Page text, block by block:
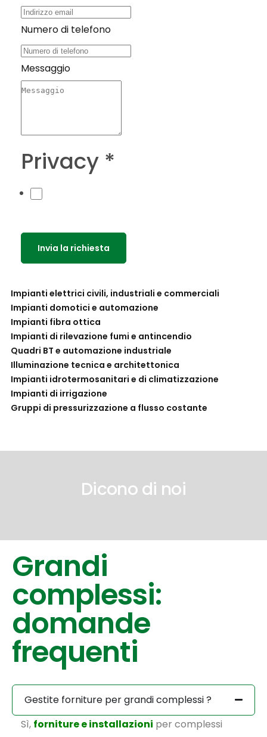
di
Nome
Messaggio
Numero di telefono
Messaggio
Privacy *
Invia la richiesta
Impianti elettrici civili, industriali e commerciali
Impianti domotici e automazione
Impianti fibra ottica
Impianti di rilevazione fumi e antincendio
Quadri BT e automazione industriale
Illuminazione tecnica e architettonica
Impianti idrotermosanitari e di climatizzazione
Impianti di irrigazione
Gruppi di pressurizzazione a flusso costante
Dicono di noi
Grandi
complessi:
domande
frequenti
Gestite forniture per grandi complessi ?
Sì, forniture e installazioni per complessi